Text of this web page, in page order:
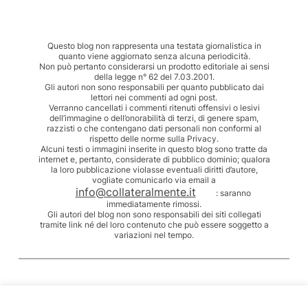
Questo blog non rappresenta una testata giornalistica in
quanto viene aggiornato senza alcuna periodicità.
Non può pertanto considerarsi un prodotto editoriale ai sensi
della legge n° 62 del 7.03.2001.
Gli autori non sono responsabili per quanto pubblicato dai
lettori nei commenti ad ogni post.
Verranno cancellati i commenti ritenuti offensivi o lesivi
dell’immagine o dell’onorabilità di terzi, di genere spam,
razzisti o che contengano dati personali non conformi al
rispetto delle norme sulla Privacy.
Alcuni testi o immagini inserite in questo blog sono tratte da
internet e, pertanto, considerate di pubblico dominio; qualora
la loro pubblicazione violasse eventuali diritti d’autore,
vogliate comunicarlo via email a
info@collateralmente.it
: saranno
immediatamente rimossi.
Gli autori del blog non sono responsabili dei siti collegati
tramite link né del loro contenuto che può essere soggetto a
variazioni nel tempo.